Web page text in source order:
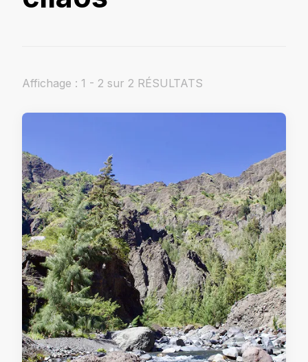
Affichage : 1 - 2 sur 2 RÉSULTATS